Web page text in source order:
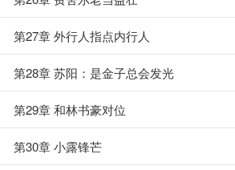
第27章 外行人指点内行人
第28章 苏阳：是金子总会发光
第29章 和林书豪对位
第30章 小露锋芒